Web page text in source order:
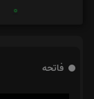
0
فاتحه